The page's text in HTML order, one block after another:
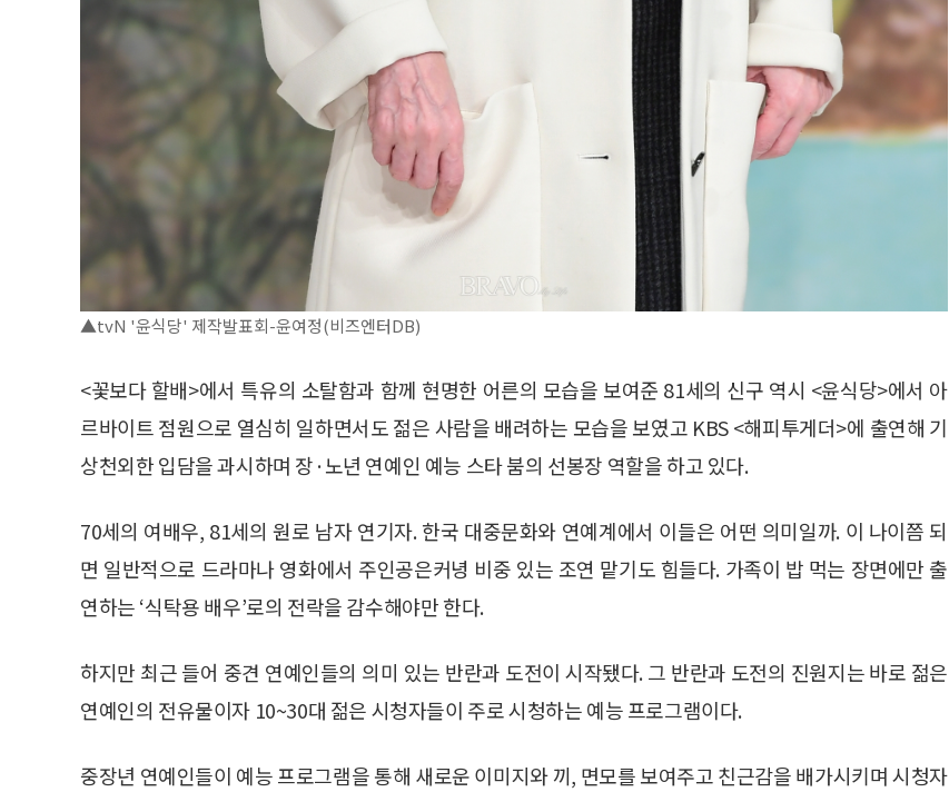
▲tvN '윤식당' 제작발표회-윤여정(비즈엔터DB)
<꽃보다 할배>에서 특유의 소탈함과 함께 현명한 어른의 모습을 보여준 81세의 신구 역시 <윤식당>에서 아
르바이트 점원으로 열심히 일하면서도 젊은 사람을 배려하는 모습을 보였고 KBS <해피투게더>에 출연해 기
상천외한 입담을 과시하며 장·노년 연예인 예능 스타 붐의 선봉장 역할을 하고 있다.
70세의 여배우, 81세의 원로 남자 연기자. 한국 대중문화와 연예계에서 이들은 어떤 의미일까. 이 나이쯤 되
면 일반적으로 드라마나 영화에서 주인공은커녕 비중 있는 조연 맡기도 힘들다. 가족이 밥 먹는 장면에만 출
연하는 ‘식탁용 배우’로의 전락을 감수해야만 한다.
하지만 최근 들어 중견 연예인들의 의미 있는 반란과 도전이 시작됐다. 그 반란과 도전의 진원지는 바로 젊은
연예인의 전유물이자 10~30대 젊은 시청자들이 주로 시청하는 예능 프로그램이다.
중장년 연예인들이 예능 프로그램을 통해 새로운 이미지와 끼, 면모를 보여주고 친근감을 배가시키며 시청자